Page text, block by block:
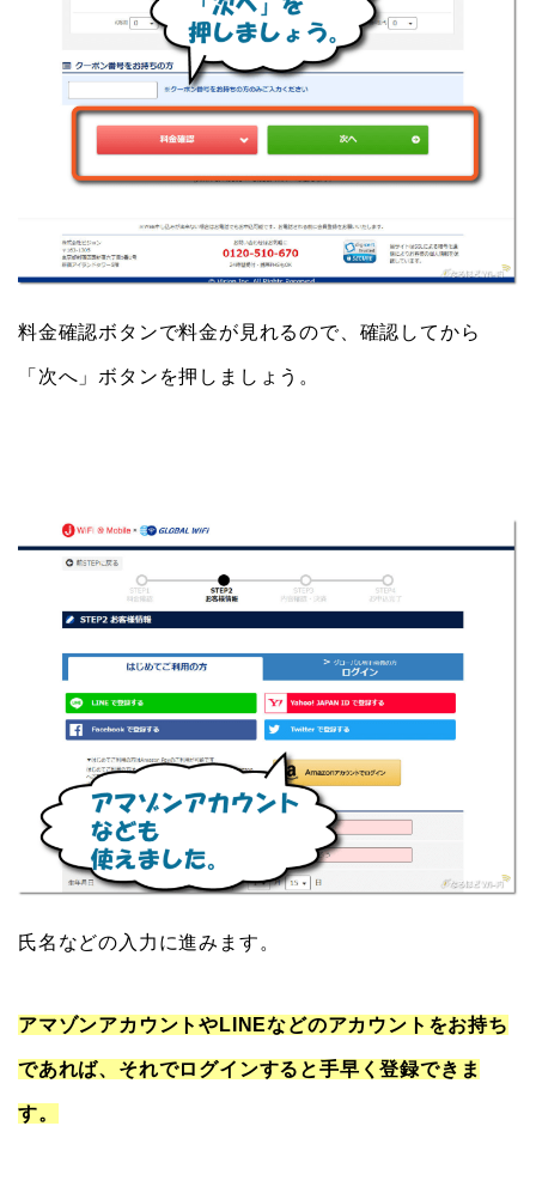
料金確認ボタンで料金が見れるので、確認してから
「次へ」ボタンを押しましょう。
氏名などの入力に進みます。
アマゾンアカウントやLINEなどのアカウントをお持ち
であれば、それでログインすると手早く登録できま
す。